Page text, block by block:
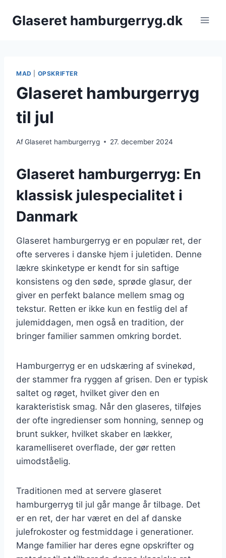
Glaseret hamburgerryg.dk
MAD OPSKRIFTER
Glaseret hamburgerryg
til jul
AfGlaseret hamburgerryg 27. december 2024
Glaseret hamburgerryg: En
klassisk julespecialitet i
Danmark
Glaseret hamburgerryg er en populær ret, der
ofte serveres i danske hjem i juletiden. Denne
lækre skinketype er kendt for sin saftige
konsistens og den søde, sprøde glasur, der
giver en perfekt balance mellem smag og
tekstur. Retten er ikke kun en festlig del af
julemiddagen, men også en tradition, der
bringer familier sammen omkring bordet.
Hamburgerryg er en udskæring af svinekød,
der stammer fra ryggen af grisen. Den er typisk
saltet og røget, hvilket giver den en
karakteristisk smag. Når den glaseres, tilføjes
der ofte ingredienser som honning, sennep og
brunt sukker, hvilket skaber en lækker,
karamelliseret overflade, der gør retten
uimodståelig.
Traditionen med at servere glaseret
hamburgerryg til jul går mange år tilbage. Det
er en ret, der har været en del af danske
julefrokoster og festmiddage i generationer.
Mange familier har deres egne opskrifter og